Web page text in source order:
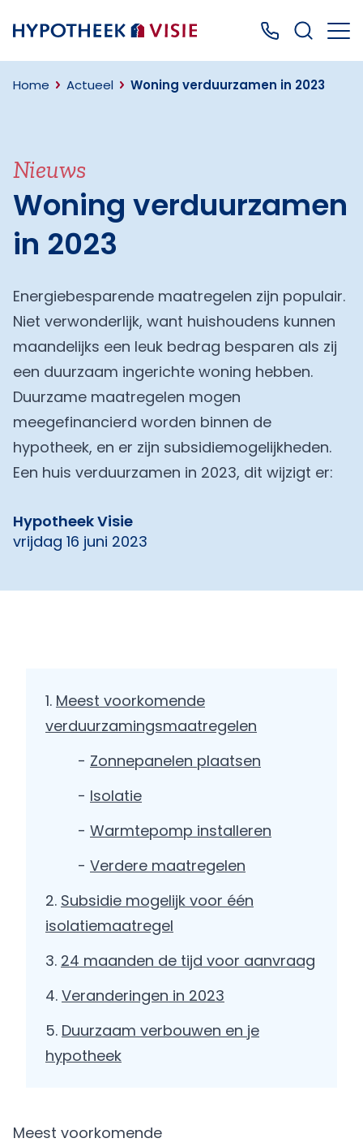
Terug naar home Bel ons: 0499
Home Actueel Woning verduurzamen in 2023
Nieuws
Woning verduurzamen
in 2023
Energiebesparende maatregelen zijn populair.
Niet verwonderlijk, want huishoudens kunnen
maandelijks een leuk bedrag besparen als zij
een duurzaam ingerichte woning hebben.
Duurzame maatregelen mogen
meegefinancierd worden binnen de
hypotheek, en er zijn subsidiemogelijkheden.
Een huis verduurzamen in 2023, dit wijzigt er:
Hypotheek Visie
vrijdag 16 juni 2023
Meest voorkomende
verduurzamingsmaatregelen
- Zonnepanelen plaatsen
- Isolatie
- Warmtepomp installeren
- Verdere maatregelen
Subsidie mogelijk voor één
isolatiemaatregel
24 maanden de tijd voor aanvraag
Veranderingen in 2023
Duurzaam verbouwen en je
hypotheek
Meest voorkomende